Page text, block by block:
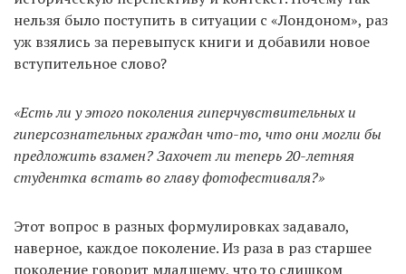
нельзя было поступить в ситуации с «Лондоном», раз
уж взялись за перевыпуск книги и добавили новое
вступительное слово?
«Есть ли у этого поколения гиперчувствительных и
гиперсознательных граждан что-то, что они могли бы
предложить взамен? Захочет ли теперь 20-летняя
студентка встать во главу фотофестиваля?»
Этот вопрос в разных формулировках задавало,
наверное, каждое поколение. Из раза в раз старшее
поколение говорит младшему, что то слишком